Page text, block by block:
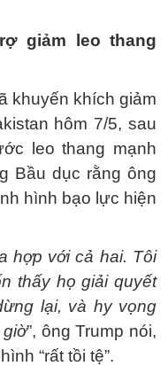
giảm leo thang
khuyến khích giảm
hôm 7/5, sau
leo thang mạnh
Bầu dục rằng ông
hình bạo lực hiện
hợp với cả hai. Tôi
thấy họ giải quyết
lại, và hy vọng
”, ông Trump nói,
“rất tồi tệ”.